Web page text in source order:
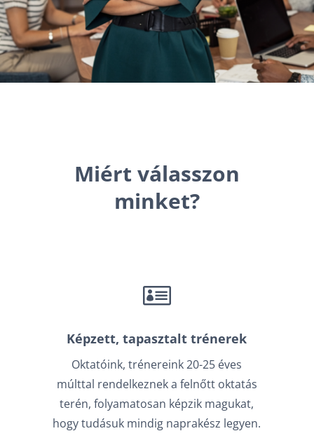
Miért válasszon
minket?

Képzett, tapasztalt trénerek
Oktatóink, trénereink 20-25 éves
múlttal rendelkeznek a felnőtt oktatás
terén, folyamatosan képzik magukat,
hogy tudásuk mindig naprakész legyen.